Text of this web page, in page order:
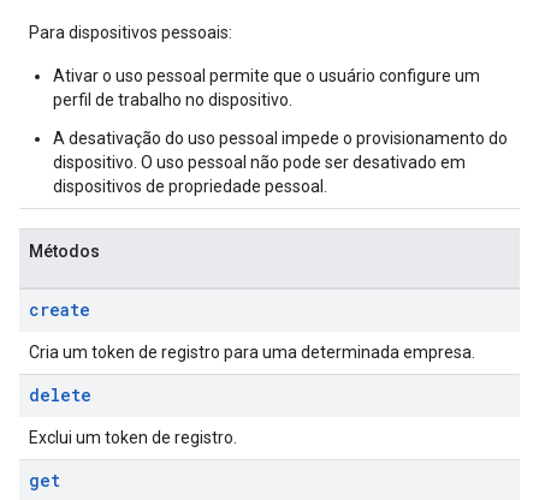
Para dispositivos pessoais:
Ativar o uso pessoal permite que o usuário configure um
perfil de trabalho no dispositivo.
A desativação do uso pessoal impede o provisionamento do
dispositivo. O uso pessoal não pode ser desativado em
dispositivos de propriedade pessoal.
Métodos
create
Cria um token de registro para uma determinada empresa.
delete
Exclui um token de registro.
get